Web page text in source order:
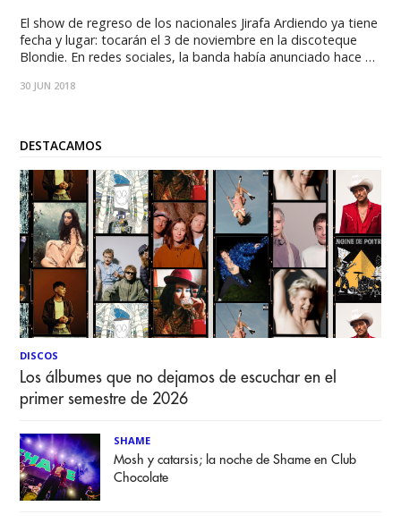
El show de regreso de los nacionales Jirafa Ardiendo ya tiene
fecha y lugar: tocarán el 3 de noviembre en la discoteque
Blondie. En redes sociales, la banda había anunciado hace un
parte de su discografía, y finalmente entregaron las
30 JUN 2018
DESTACAMOS
DISCOS
Los álbumes que no dejamos de escuchar en el
primer semestre de 2026
SHAME
Mosh y catarsis; la noche de Shame en Club
Chocolate